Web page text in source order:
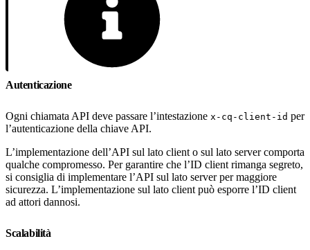
Autenticazione
Ogni chiamata API deve passare l’intestazione x-cq-client-id per
l’autenticazione della chiave API.
L’implementazione dell’API sul lato client o sul lato server comporta
qualche compromesso. Per garantire che l’ID client rimanga segreto,
si consiglia di implementare l’API sul lato server per maggiore
sicurezza. L’implementazione sul lato client può esporre l’ID client
ad attori dannosi.
Scalabilità